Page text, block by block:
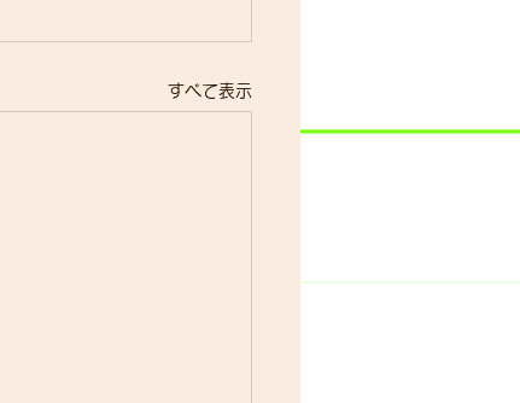
すべて表示